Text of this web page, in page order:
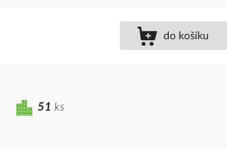
do košíku
51 ks